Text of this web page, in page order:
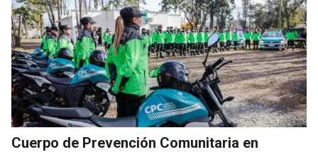
Cuerpo de Prevención Comunitaria en